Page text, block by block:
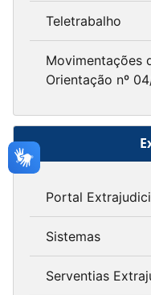
Teletrabalho
Movimentações
Orientação nº
Portal
Sistemas
Serventias